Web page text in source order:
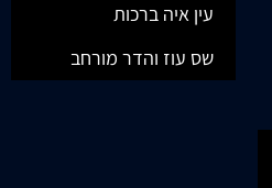
עין איה ברכות
שס עוז והדר מורחב